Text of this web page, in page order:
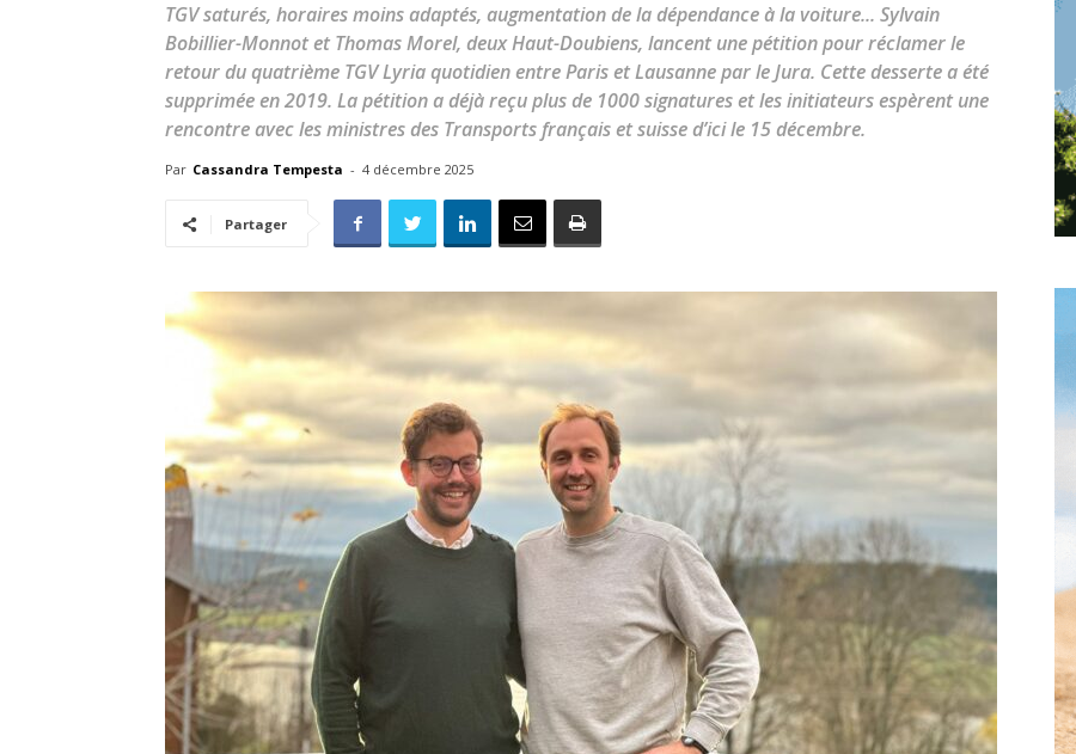
toute
Hebdo25
TGV saturés, horaires moins adaptés, augmentation de la dépendance à la voiture... Sylvain
Bobillier-Monnot et Thomas Morel, deux Haut-Doubiens, lancent une pétition pour réclamer le
retour du quatrième TGV Lyria quotidien entre Paris et Lausanne par le Jura. Cette desserte a été
supprimée en 2019. La pétition a déjà reçu plus de 1000 signatures et les initiateurs espèrent une
rencontre avec les ministres des Transports français et suisse d’ici le 15 décembre.
Par Cassandra Tempesta - 4 décembre 2025
Partager